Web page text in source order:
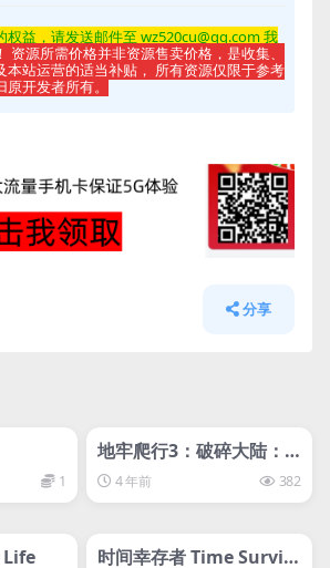
权益，请发送邮件至 wz520cu@qq.com 我
！ 资源所需价格并非资源售卖价格，是收集、
本站运营的适当补贴， 所有资源仅限于参考
开发者所有。
分享
1
svip专属
地牢爬行3：破碎大陆：D
ungelot: Shattered La
nds
4 年前 382
svip专属
Life svip专属
时间幸存者 Time Surviv